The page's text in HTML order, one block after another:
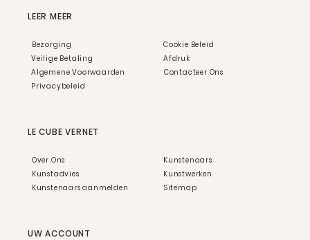
LEER MEER
Bezorging
Veilige Betaling
Algemene Voorwaarden
Privacybeleid
Cookie Beleid
Afdruk
Contacteer Ons
LE CUBE VERNET
Over Ons
Kunstadvies
Kunstenaars aanmelden
Kunstenaars
Kunstwerken
Sitemap
UW ACCOUNT